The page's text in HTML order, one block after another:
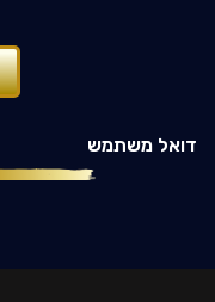
דואל משתמש